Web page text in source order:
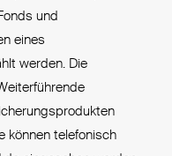
und
eines
werden. Die
können telefonisch